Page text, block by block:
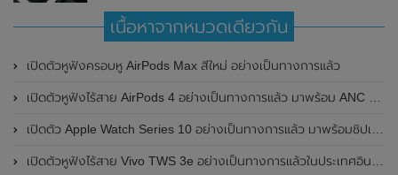
เนื้อหาจากหมวดเดียวกัน
เปิดตัวหูฟังครอบหู AirPods Max สีใหม่ อย่างเป็นทางการแล้ว
เปิดตัวหูฟังไร้สาย AirPods 4 อย่างเป็นทางการแล้ว มาพร้อม ANC และฟีเจอร์ใหม่มากมาย
เปิดตัว Apple Watch Series 10 อย่างเป็นทางการแล้ว มาพร้อมชิปเซ็ตรุ่น S10
เปิดตัวหูฟังไร้สาย Vivo TWS 3e อย่างเป็นทางการแล้วในประเทศอินเดีย มาพร้อมระบบตัดเสียงรบกวน ANC ที่ 30dB , ป้องกันฝุ่นและกันน้ำที่ระดับ IP54 , แบตเตอรี่สามารถใช้งานนานสูงสุด 36 ชั่วโมง